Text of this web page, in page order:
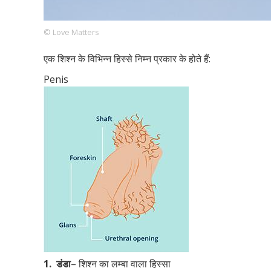
Footer
Company
हमारे सिद्धांत Just Poocho संपर्क करें
© Love Matters
एक शिश्न के विभिन्न हिस्से निम्न प्रकार के होते हैं:
Penis
1. डंडा– शिश्न का लम्बा वाला हिस्सा